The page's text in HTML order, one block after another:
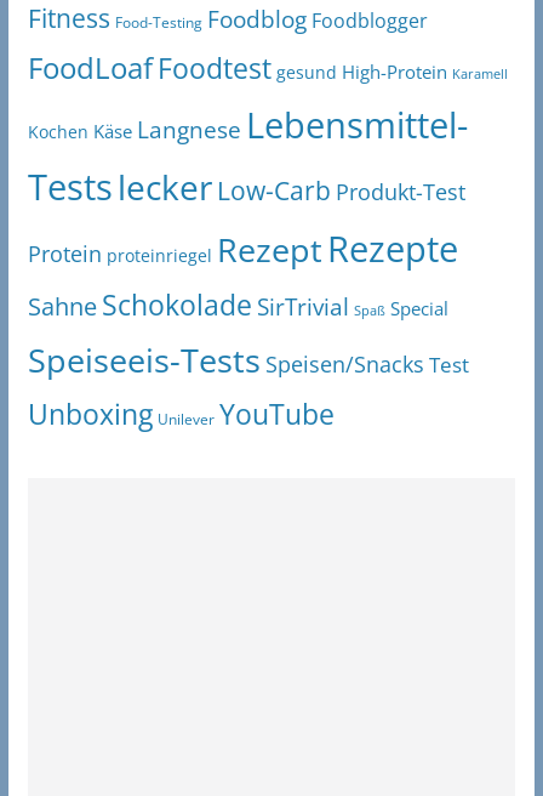
Fitness Food-Testing Foodblog Foodblogger
FoodLoaf Foodtest gesund High-Protein Karamell
Kochen Käse Langnese Lebensmittel-
Testslecker Low-Carb Produkt-Test
Protein proteinriegel RezeptRezepte
SahneSchokolade SirTrivial Spaß Special
Speiseeis-Tests Speisen/Snacks Test
Unboxing Unilever YouTube